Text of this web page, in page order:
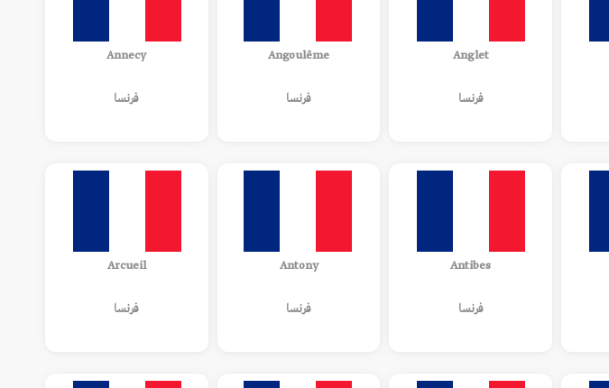
Anglet
فرنسا
Angoulême
فرنسا
Annecy
فرنسا
Antibes
فرنسا
Antony
فرنسا
Arcueil
فرنسا